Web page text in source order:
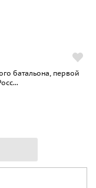
батальона, первой